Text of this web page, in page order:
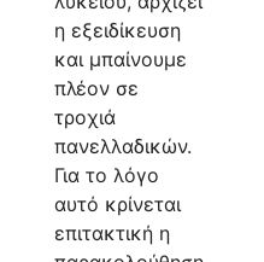
η εξειδίκευση
και μπαίνουμε
πλέον σε
τροχιά
πανελλαδικών.
Για το λόγο
αυτό κρίνεται
επιτακτική η